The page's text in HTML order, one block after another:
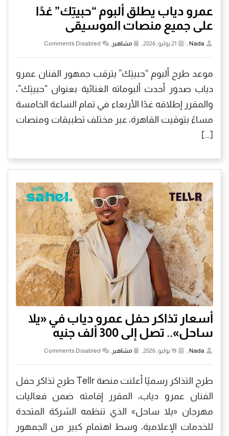
عمرو دياب يطلق ألبوم “حبيتِك” غدًا
على جميع منصات الموسيقى
Nada
, مشاهير ,
Comments Disabled
موعد طرح ألبوم “حبيتِك” يترقب جمهور الفنان عمرو
دياب صدور أحدث ألبوماته الغنائية بعنوان “حبيتِك”،
والمقرر إطلاقه غدًا الأربعاء في تمام الساعة الخامسة
مساءً بتوقيت القاهرة، عبر مختلف تطبيقات ومنصات
[…]
أسعار تذاكر حفل عمرو دياب في «يلا
ساحل».. تصل إلى 300 ألف جنيه
Nada مشاهير Comments Disabled
طرح التذاكر رسميًا أعلنت منصة Tellr طرح تذاكر حفل
الفنان عمرو دياب، المقرر إقامته ضمن فعاليات
مهرجان «يلا ساحل» الذي تنظمه الشركة المتحدة
للخدمات الإعلامية، وسط اهتمام كبير من الجمهور